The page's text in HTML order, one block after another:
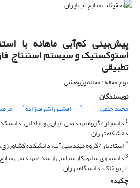
پیش‌بینی کم‌آبی‌ ماهانه با
استوکستیک و سیستم استنتاج
تطبیقی
نوع مقاله : مقاله پژوهشی
نویسندگان
مجید خلقی
1 افشین اشرف‌زاده2
1 دانشیار /گروه مهندسی آبیاری و آبادانی،
دانشگاه تهران
2استادیار /گروه مهندسی آب، دانشکدة
3دانشجوی سابق‌ کارشناسی ارشد /مهندسی
آب و خاک، دانشگاه تهران
چکیده